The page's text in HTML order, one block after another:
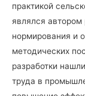
практикой
являлся автором
нормирования и
методических
разработки
труда в